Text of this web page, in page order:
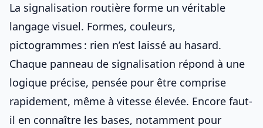
La signalisation routière forme un véritable
langage visuel. Formes, couleurs,
pictogrammes : rien n’est laissé au hasard.
Chaque panneau de signalisation répond à une
logique précise, pensée pour être comprise
rapidement, même à vitesse élevée. Encore faut-
il en connaître les bases, notamment pour